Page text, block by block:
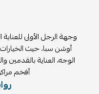
وجهة الرجل الأولى
أوشن سبا، حيث
الوجه، العناية بالقدمين
أفخم